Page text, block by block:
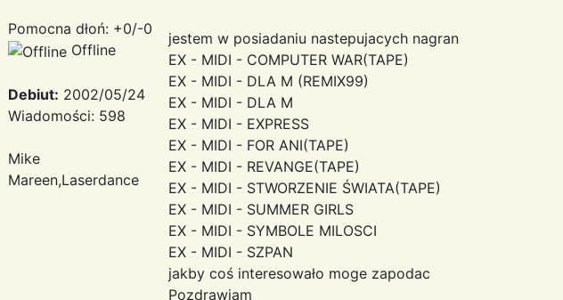
Pomocna dłoń: +0/-0
Offline
Debiut: 2002/05/24
Wiadomości: 598
Mike
Mareen,Laserdance
jestem w posiadaniu nastepujacych nagran
EX - MIDI - COMPUTER WAR(TAPE)
EX - MIDI - DLA M (REMIX99)
EX - MIDI - DLA M
EX - MIDI - EXPRESS
EX - MIDI - FOR ANI(TAPE)
EX - MIDI - REVANGE(TAPE)
EX - MIDI - STWORZENIE ŚWIATA(TAPE)
EX - MIDI - SUMMER GIRLS
EX - MIDI - SYMBOLE MILOSCI
EX - MIDI - SZPAN
jakby coś interesowało moge zapodac
Pozdrawiam